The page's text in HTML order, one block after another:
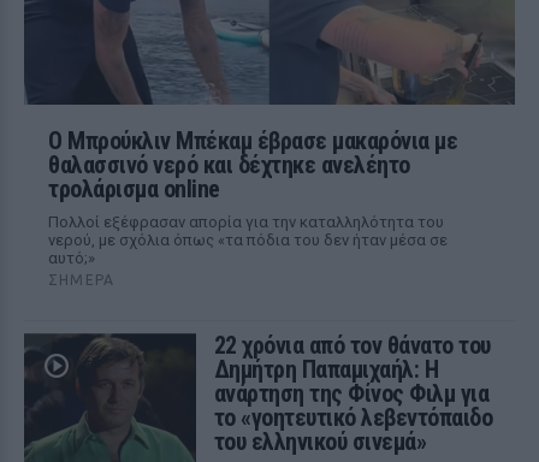
Ο Μπρούκλιν Μπέκαμ έβρασε μακαρόνια με
θαλασσινό νερό και δέχτηκε ανελέητο
τρολάρισμα online
Πολλοί εξέφρασαν απορία για την καταλληλότητα του
νερού, με σχόλια όπως «τα πόδια του δεν ήταν μέσα σε
αυτό;»
ΣΉΜΕΡΑ
22 χρόνια από τον θάνατο του
Δημήτρη Παπαμιχαήλ: Η
ανάρτηση της Φίνος Φιλμ για
το «γοητευτικό λεβεντόπαιδο
του ελληνικού σινεμά»